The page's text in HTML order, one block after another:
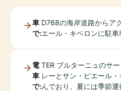
車
で:
D768の海岸道路からア
エール・キベロンに駐車
電
車
で:
TER ブルターニュのサ
レーとサン・ピエール
んでおり、夏には季節